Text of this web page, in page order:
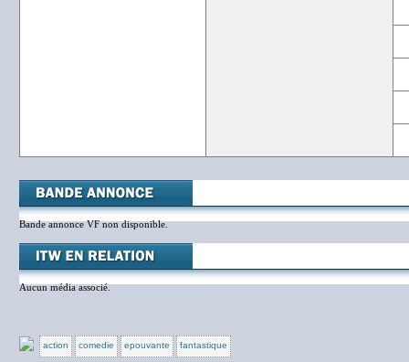
Bande annonce VF non disponible.
Aucun média associé.
action comedie epouvante fantastique